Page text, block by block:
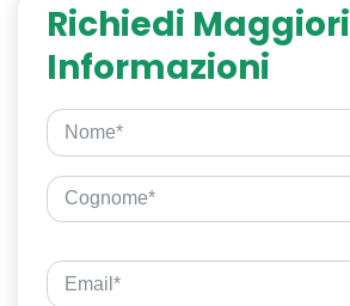
Richiedi Maggiori
Informazioni